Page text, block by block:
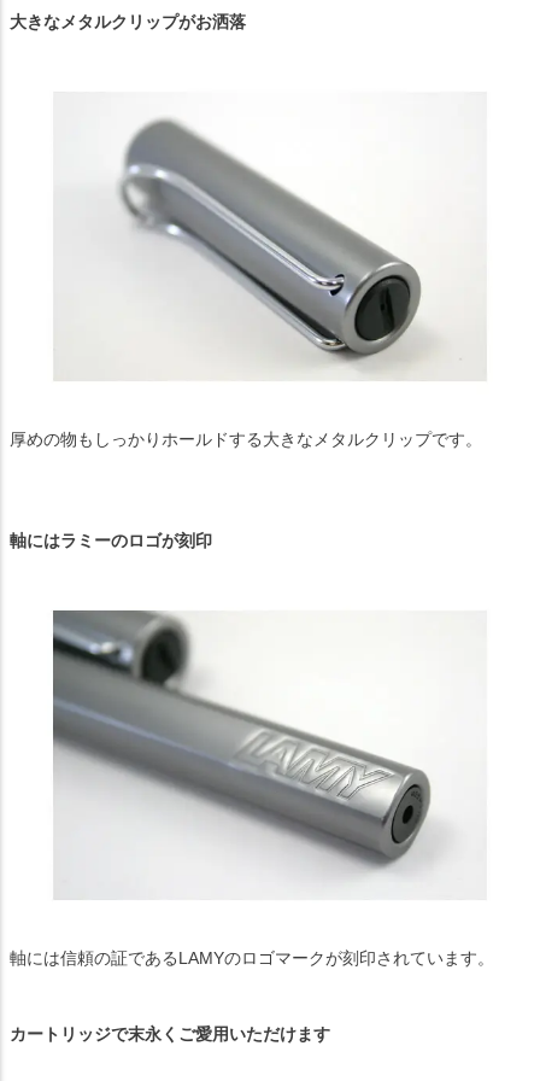
大きなメタルクリップがお洒落
厚めの物もしっかりホールドする大きなメタルクリップです。
軸にはラミーのロゴが刻印
軸には信頼の証であるLAMYのロゴマークが刻印されています。
カートリッジで末永くご愛用いただけます